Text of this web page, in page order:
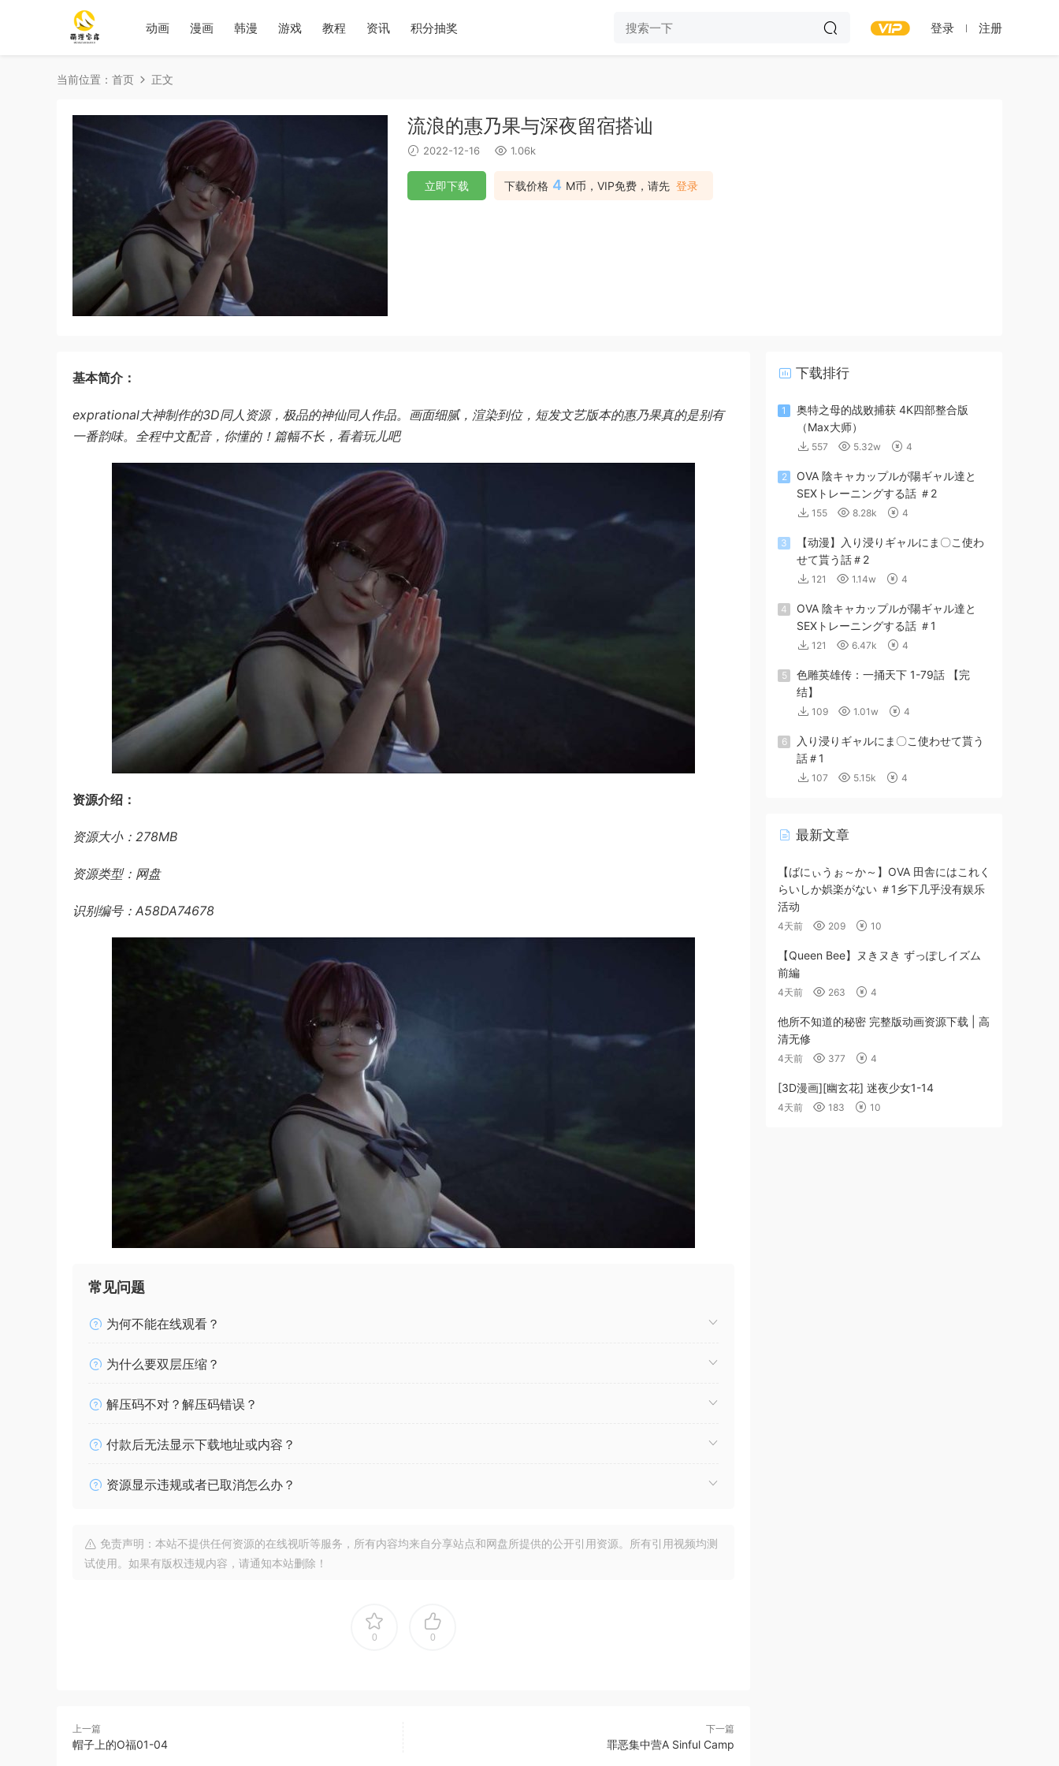
动画 漫画 韩漫 游戏 教程 资讯 积分抽奖 登录 注册
当前位置： 首页 正文
流浪的惠乃果与深夜留宿搭讪
2022-12-16 1.06k
下载价格 4 M币，VIP免费，请先 登录
立即下载
基本简介：
exprational大神制作的3D同人资源，极品的神仙同人作品。画面细腻，渲染到位，短发文艺版本的惠乃果真的是别有
一番韵味。全程中文配音，你懂的！篇幅不长，看着玩儿吧
资源介绍：
资源大小：278MB
资源类型：网盘
识别编号：A58DA74678
常见问题
为何不能在线观看？
为什么要双层压缩？
解压码不对？解压码错误？
付款后无法显示下载地址或内容？
资源显示违规或者已取消怎么办？
免责声明：本站不提供任何资源的在线视听等服务，所有内容均来自分享站点和网盘所提供的公开引用资源。所有引用视频均测
试使用。如果有版权违规内容，请通知本站删除！
0 0
上一篇
帽子上的O福01-04
下一篇
罪恶集中营A Sinful Camp
下载排行
1
奥特之母的战败捕获 4K四部整合版
（Max大师）
557 5.32w 4
2
OVA 陰キャカップルが陽ギャル達と
SEXトレーニングする話 ＃2
155 8.28k 4
3
【动漫】入り浸りギャルにま〇こ使わ
せて貰う話＃2
121 1.14w 4
4
OVA 陰キャカップルが陽ギャル達と
SEXトレーニングする話 ＃1
121 6.47k 4
5
色雕英雄传：一捅天下 1-79話 【完
结】
109 1.01w 4
6
入り浸りギャルにま〇こ使わせて貰う
話＃1
107 5.15k 4
最新文章
【ばにぃうぉ～か～】OVA 田舎にはこれく
らいしか娯楽がない ＃1乡下几乎没有娱乐
活动
4天前 209 10
【Queen Bee】ヌきヌき ずっぽしイズム
前編
4天前 263 4
他所不知道的秘密 完整版动画资源下载 | 高
清无修
4天前 377 4
[3D漫画][幽玄花] 迷夜少女1-14
4天前 183 10